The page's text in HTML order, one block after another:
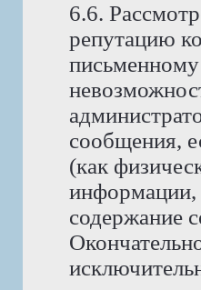
6.6.
репутацию
сообщения,
(как
информации,
содержание